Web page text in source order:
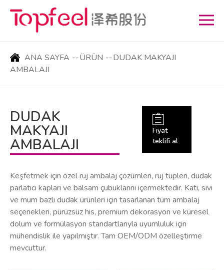
ANA SAYFA --ÜRÜN --DUDAK MAKYAJI
AMBALAJI
DUDAK
MAKYAJI
AMBALAJI
Fiyat
teklifi al
Keşfetmek için özel ruj ambalaj çözümleri, ruj tüpleri, dudak
parlatıcı kapları ve balsam çubuklarını içermektedir. Katı, sıvı
ve mum bazlı dudak ürünleri için tasarlanan tüm ambalaj
seçenekleri, pürüzsüz his, premium dekorasyon ve küresel
dolum ve formülasyon standartlarıyla uyumluluk için
mühendislik ile yapılmıştır. Tam OEM/ODM özelleştirme
mevcuttur.